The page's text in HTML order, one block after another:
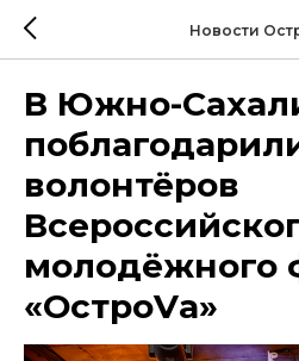
Новости
В Южно-
волонтёров
молодёжного
«ОстроVа»